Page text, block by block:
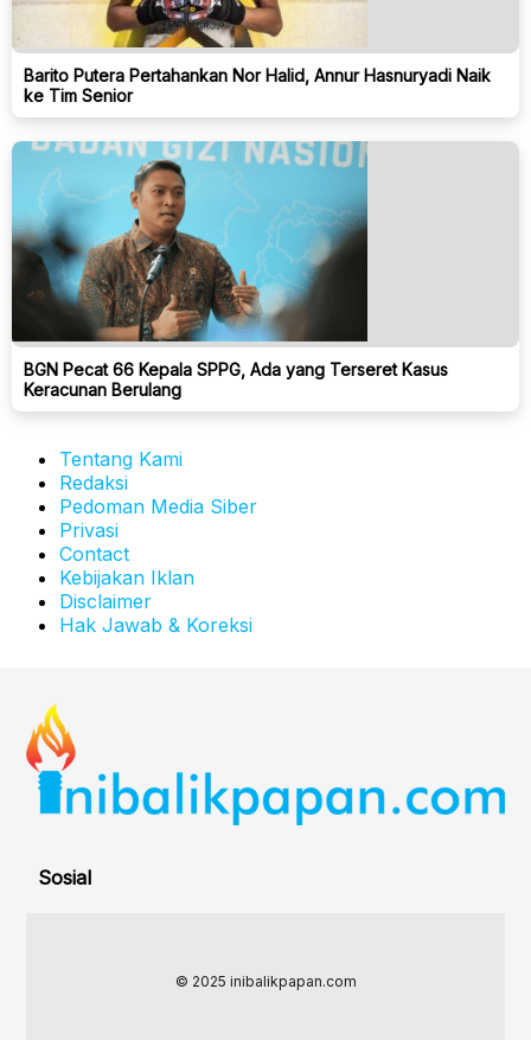
Barito Putera Pertahankan Nor Halid, Annur Hasnuryadi Naik
ke Tim Senior
BGN Pecat 66 Kepala SPPG, Ada yang Terseret Kasus
Keracunan Berulang
Tentang Kami
Redaksi
Pedoman Media Siber
Privasi
Contact
Kebijakan Iklan
Disclaimer
Hak Jawab & Koreksi
Sosial
© 2025 inibalikpapan.com